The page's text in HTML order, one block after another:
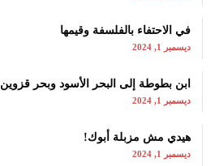
في الاحتفاء بالفلسفة وقيمها
ديسمبر 1, 2024
ابن بطوطة إلى البحر الأسود وبحر قزوين
ديسمبر 1, 2024
هيدي مش مزبلة أبوك!
ديسمبر 1, 2024